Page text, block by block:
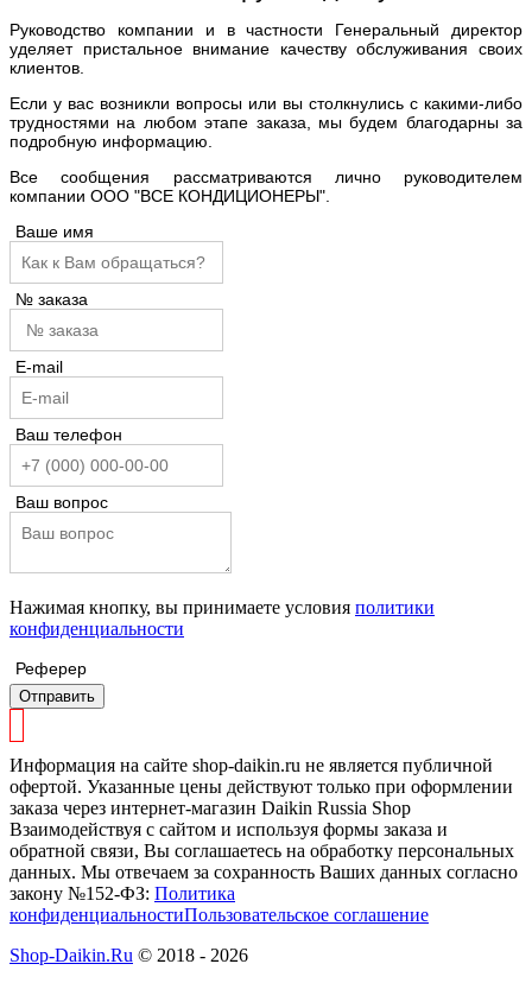
Руководство компании и в частности Генеральный директор
уделяет пристальное внимание качеству обслуживания своих
клиентов.
Если у вас возникли вопросы или вы столкнулись с какими-либо
трудностями на любом этапе заказа, мы будем благодарны за
подробную информацию.
Все сообщения рассматриваются лично руководителем
компании ООО "ВСЕ КОНДИЦИОНЕРЫ".
Ваше имя
№ заказа
E-mail
Ваш телефон
Ваш вопрос
Нажимая кнопку, вы принимаете условия политики
конфиденциальности
Реферер
Отправить
Информация на сайте shop-daikin.ru не является публичной
офертой. Указанные цены действуют только при оформлении
заказа через интернет-магазин Daikin Russia Shop
Взаимодействуя с сайтом и используя формы заказа и
обратной связи, Вы соглашаетесь на обработку персональных
данных. Мы отвечаем за сохранность Ваших данных согласно
закону №152-ФЗ: Политика
конфиденциальностиПользовательское соглашение
Shop-Daikin.Ru © 2018 - 2026